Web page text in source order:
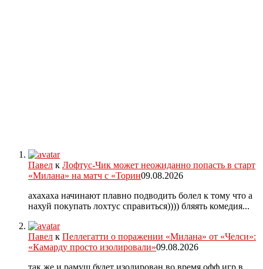
Павел к Лофтус-Чик может неожиданно попасть в старт
«Милана» на матч с «Торин09.08.2026
ахахаха начинают плавно подводить болел к тому что а
нахуй покупать лохтус справиться)))) бляять комедия...
Павел к Пеллегатти о поражении «Милана» от «Челси»:
«Камарду просто изолировали»09.08.2026
так же и рамуш будет изолирован во время офф игр в